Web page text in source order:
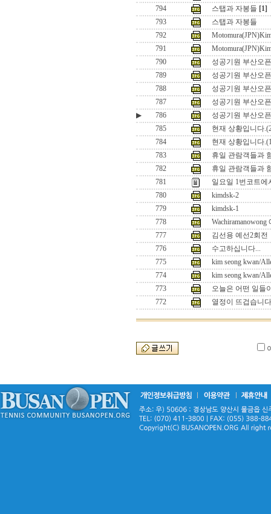
794
스탭과 자봉들 [1]
793
스탭과 자봉들
792
791
790
성공기원 부산오
789
성공기원 부산오
788
성공기원 부산오
787
성공기원 부산오
▶
786
성공기원 부산오
785
현재 상황입니다
784
현재 상황입니다
783
휴일 관람객들과
782
휴일 관람객들과
781
일요일 1번코트에
780
kimdsk-2
779
kimdsk-1
778
Wachiramanowong
777
김선용 예선2회전
776
수고하십니다...
775
kim seong kwan/
774
kim seong kwan/
773
오늘은 어떤 일들
772
열정이 뜨겁습니